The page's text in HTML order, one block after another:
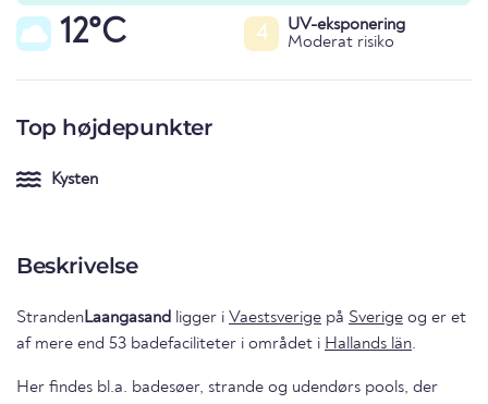
12°C 4
UV-eksponering
Moderat risiko
Top højdepunkter
Kysten
Beskrivelse
StrandenLaangasand ligger i Vaestsverige på Sverige og er et
af mere end 53 badefaciliteter i området i Hallands län.
Her findes bl.a. badesøer, strande og udendørs pools, der